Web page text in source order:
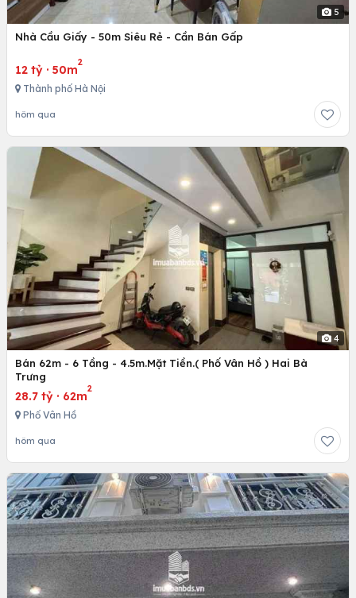
5
Nhà Cầu Giấy - 50m Siêu Rẻ - Cần Bán Gấp
12 tỷ · 50m
2
Thành phố Hà Nội
hôm qua
4
Bán 62m - 6 Tầng - 4.5m.Mặt Tiền.( Phố Vân Hồ ) Hai Bà
Trưng
28.7 tỷ · 62m
2
Phố Vân Hồ
hôm qua